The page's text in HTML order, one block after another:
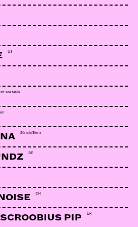
US
am Main
Zürich/Bern
DE
CH
PIP UK